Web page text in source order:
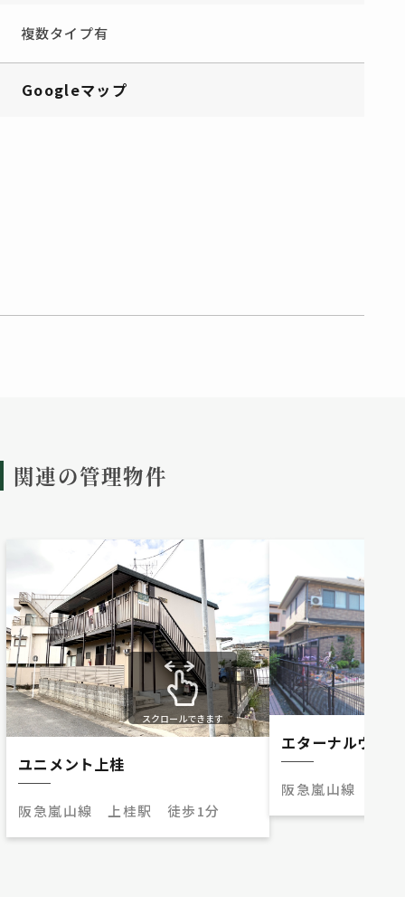
複数タイプ有
Googleマップ
関連の管理物件
ユニメント上桂
阪急嵐山線 上桂駅 徒歩1分
エターナルウッド
阪急嵐山線 松
スクロールできます